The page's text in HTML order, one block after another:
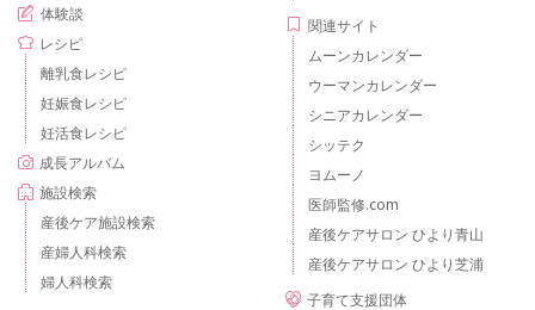
体験談
レシピ
離乳食レシピ
妊娠食レシピ
妊活食レシピ
成長アルバム
施設検索
産後ケア施設検索
産婦人科検索
婦人科検索
関連サイト
ムーンカレンダー
ウーマンカレンダー
シニアカレンダー
シッテク
ヨムーノ
医師監修.com
産後ケアサロン ひより青山
産後ケアサロン ひより芝浦
子育て支援団体